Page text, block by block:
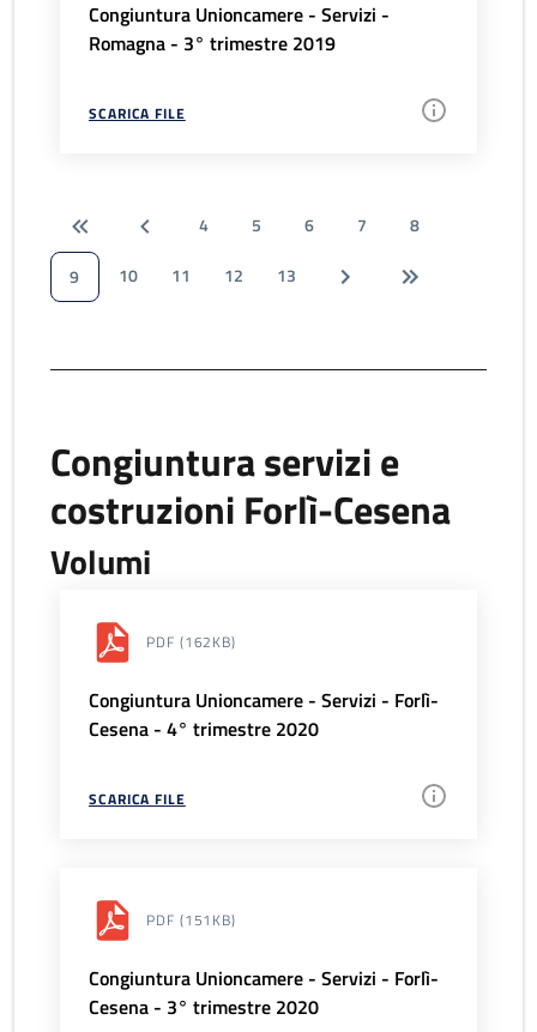
Congiuntura Unioncamere - Servizi -
Romagna - 3° trimestre 2019
SCARICA FILE
4 5 6 7
8
9
10 11 12 13
Congiuntura servizi e
costruzioni Forlì-Cesena
Volumi
PDF (162KB)
Congiuntura Unioncamere - Servizi - Forlì-
Cesena - 4° trimestre 2020
SCARICA FILE
PDF (151KB)
Congiuntura Unioncamere - Servizi - Forlì-
Cesena - 3° trimestre 2020